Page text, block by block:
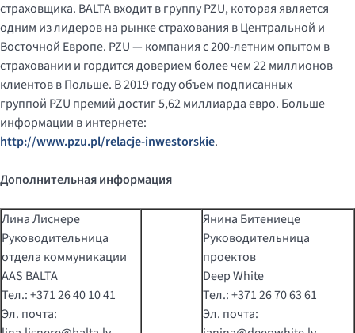
страховщика. BALTA входит в группу PZU, которая является
одним из лидеров на рынке страхования в Центральной и
Восточной Европе. PZU — компания с 200-летним опытом в
страховании и гордится доверием более чем 22 миллионов
клиентов в Польше. В 2019 году объем подписанных
группой PZU премий достиг 5,62 миллиарда евро. Больше
информации в интернете:
http://www.pzu.pl/relacje-inwestorskie.
Дополнительная информация
Лина Лиснере
Руководительница
отдела коммуникации
AAS BALTA
Тел.: +371 26 40 10 41
Эл. почта:
Янина Битениеце
Руководительница
проектов
Deep White
Тел.: +371 26 70 63 61
Эл. почта: